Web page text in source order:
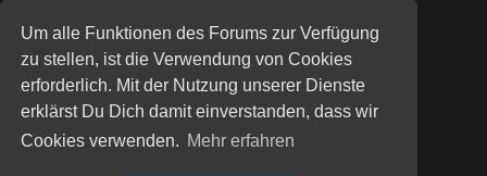
Um alle Funktionen des Forums zur Verfügung
zu stellen, ist die Verwendung von Cookies
erforderlich. Mit der Nutzung unserer Dienste
erklärst Du Dich damit einverstanden, dass wir
Cookies verwenden. Mehr erfahren